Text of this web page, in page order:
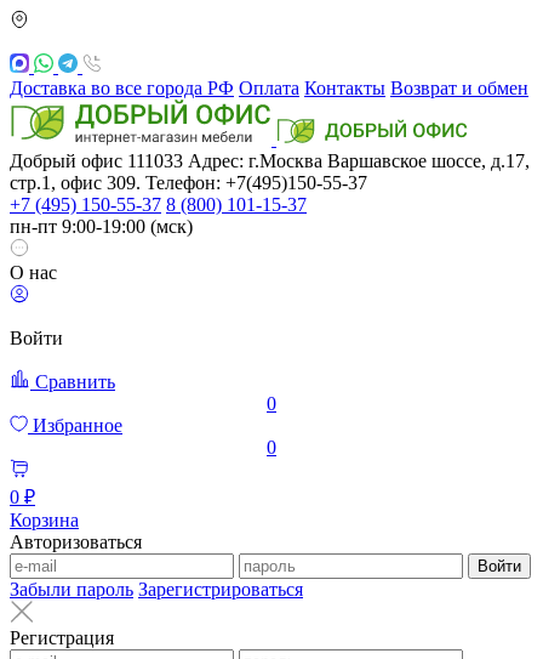
Доставка во все города РФ Оплата Контакты Возврат и обмен
Добрый офис 111033 Адрес: г.Москва Варшавское шоссе, д.17,
стр.1, офис 309. Телефон: +7(495)150-55-37
+7 (495) 150-55-37 8 (800) 101-15-37
пн-пт 9:00-19:00 (мск)
О нас
Войти
Сравнить
0
Избранное
0
0 ₽
Корзина
Авторизоваться
Войти
Забыли пароль Зарегистрироваться
Регистрация